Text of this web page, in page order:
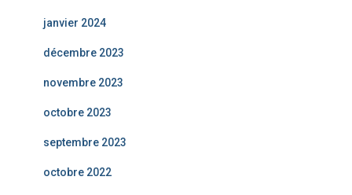
janvier 2024
décembre 2023
novembre 2023
octobre 2023
septembre 2023
octobre 2022